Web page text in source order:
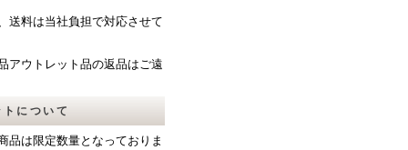
送料は当社負担で対応させて
アウトレット品の返品はご遠
について
品は限定数量となっておりま